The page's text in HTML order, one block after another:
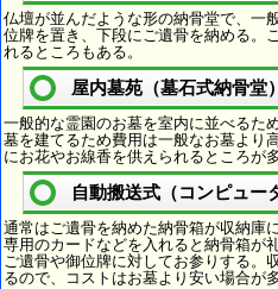
仏壇が並んだような形の納骨堂で、一
位牌を置き、下段にご遺骨を納める。
れるところもある。
屋内墓苑（墓石式納骨堂）
一般的な霊園のお墓を室内に並べるた
墓を建てるため費用は一般なお墓より
にお花やお線香を供えられるところが多
自動搬送式（コンピュー
通常はご遺骨を納めた納骨箱が収納庫
専用のカードなどを入れると納骨箱が
ご遺骨や御位牌に対してお参りする。
るので、コストはお墓より安い場合が多